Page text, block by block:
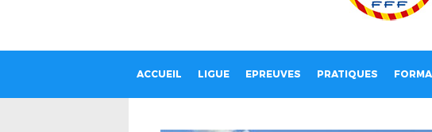
ACCUEIL LIGUE EPREUVES PRATIQUES